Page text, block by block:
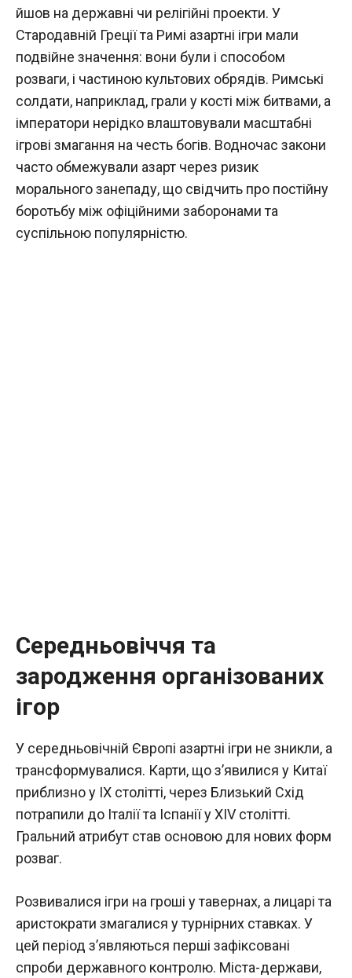
йшов на державні чи релігійні проекти. У
Стародавній Греції та Римі азартні ігри мали
подвійне значення: вони були і способом
розваги, і частиною культових обрядів. Римські
солдати, наприклад, грали у кості між битвами, а
імператори нерідко влаштовували масштабні
ігрові змагання на честь богів. Водночас закони
часто обмежували азарт через ризик
морального занепаду, що свідчить про постійну
боротьбу між офіційними заборонами та
суспільною популярністю.
Середньовіччя та
зародження організованих
ігор
У середньовічній Європі азартні ігри не зникли, а
трансформувалися. Карти, що з’явилися у Китаї
приблизно у IX столітті, через Близький Схід
потрапили до Італії та Іспанії у XIV столітті.
Гральний атрибут став основою для нових форм
розваг.
Розвивалися ігри на гроші у тавернах, а лицарі та
аристократи змагалися у турнірних ставках. У
цей період з’являються перші зафіксовані
спроби державного контролю. Міста-держави,